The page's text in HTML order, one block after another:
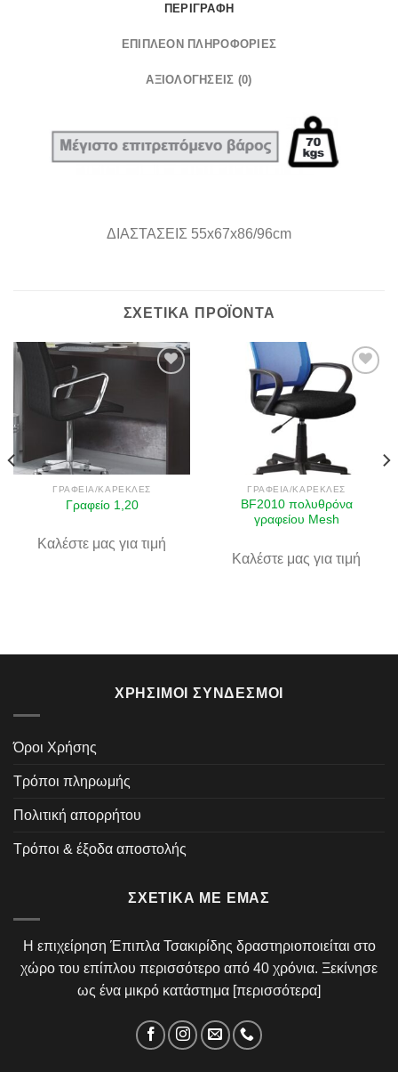
ΠΕΡΙΓΡΑΦΉ
ΕΠΙΠΛΈΟΝ ΠΛΗΡΟΦΟΡΊΕΣ
ΑΞΙΟΛΟΓΉΣΕΙΣ (0)
ΔΙΑΣΤΑΣΕΙΣ 55x67x86/96cm
ΣΧΕΤΙΚΆ ΠΡΟΪΌΝΤΑ
στην λίστα
επιθυμιών
ΓΡΑΦΕΊΑ/ΚΑΡΈΚΛΕΣ
Γραφείο 1,20
Καλέστε μας για τιμή
Πρόσθήκη
ΓΡΑΦΕΊΑ/ΚΑΡΈΚΛΕΣ
BF2010 πολυθρόνα
γραφείου Mesh
Καλέστε μας για τιμή
ΧΡΉΣΙΜΟΙ ΣΎΝΔΕΣΜΟΙ
Όροι Χρήσης
Τρόποι πληρωμής
Πολιτική απορρήτου
Τρόποι & έξοδα αποστολής
ΣΧΕΤΙΚΆ ΜΕ ΕΜΆΣ
Η επιχείρηση Έπιπλα Τσακιρίδης δραστηριοποιείται στο
χώρο του επίπλου περισσότερο από 40 χρόνια. Ξεκίνησε
ως ένα μικρό κατάστημα [περισσότερα]